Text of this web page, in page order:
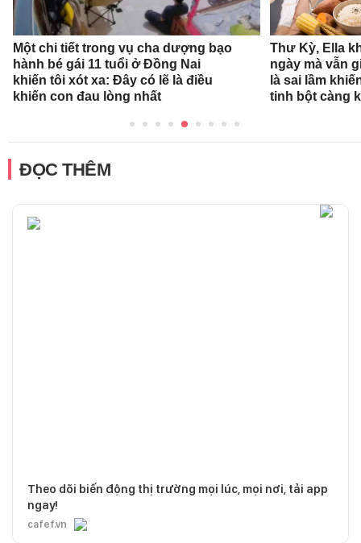
Một chi tiết trong vụ cha dượng bạo
hành bé gái 11 tuổi ở Đồng Nai
khiến tôi xót xa: Đây có lẽ là điều
khiến con đau lòng nhất
Thư Kỳ, Ella
ngày mà vẫn
là sai lầm
tinh bột càng
ĐỌC THÊM
Theo dõi biến động thị trường mọi lúc, mọi nơi, tải app
ngay!
cafef.vn